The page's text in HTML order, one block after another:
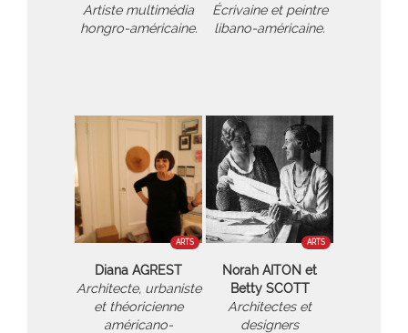
Artiste multimédia
hongro-américaine.
Écrivaine et peintre
libano-américaine.
ARTS
Diana AGREST
Architecte, urbaniste
et théoricienne
américano-
ARTS
Norah AITON et
Betty SCOTT
Architectes et
designers